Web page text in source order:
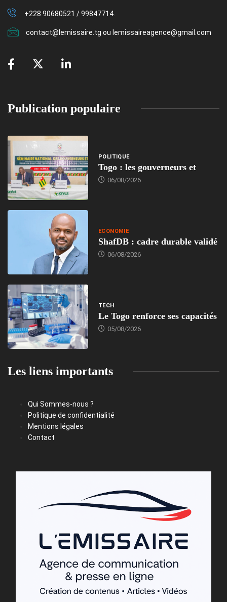
+228 90680521 / 99847714.
contact@lemissaire.tg ou lemissaireagence@gmail.com
Publication populaire
POLITIQUE
Togo : les gouverneurs et
06/08/2026
ECONOMIE
ShafDB : cadre durable validé
06/08/2026
TECH
Le Togo renforce ses capacités
05/08/2026
Les liens importants
Qui Sommes-nous ?
Politique de confidentialité
Mentions légales
Contact